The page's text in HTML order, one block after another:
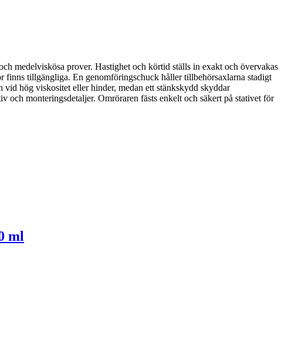
medelviskösa prover. Hastighet och körtid ställs in exakt och övervakas
tillgängliga. En genomföringschuck håller tillbehörsaxlarna stadigt
vid hög viskositet eller hinder, medan ett stänkskydd skyddar
och monteringsdetaljer. Omröraren fästs enkelt och säkert på stativet för
ml